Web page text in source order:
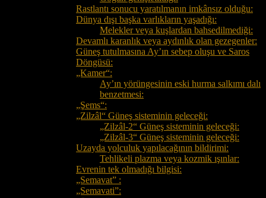
Rastlantı sonucu yaratılmanın imkânsız olduğu:
Dünya dışı başka varlıkların yaşadığı:
Melekler veya kuşlardan bahsedilmediği:
Devamlı karanlık veya aydınlık olan gezegenler:
Güneş tutulmasına Ay’ın sebep oluşu ve Saros
Döngüsü:
„Kamer“:
Ay’ın yörüngesinin eski hurma salkımı dalı
benzetmesi:
„Şems“:
„Zilzâl“ Güneş sisteminin geleceği:
„Zilzâl-2“ Güneş sisteminin geleceği:
„Zilzâl-3“ Güneş sisteminin geleceği:
Uzayda yolculuk yapılacağının bildirimi:
Tehlikeli plazma veya kozmik ışınlar:
Evrenin tek olmadığı bilgisi:
„Semavat” :
„Semavati”: